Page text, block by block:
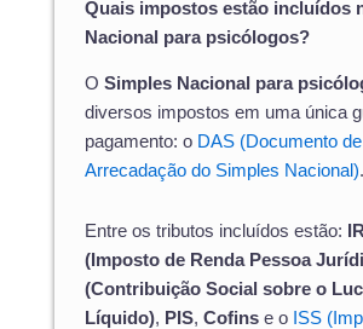
Quais impostos estão incluídos
Nacional para psicólogos?
O Simples Nacional para
diversos impostos em uma única
pagamento: o DAS (Documento de
Arrecadação do Simples Nacional).
Entre os tributos incluídos estão:
(Imposto de Renda Pessoa
(Contribuição Social sobre o
Líquido), PIS, Cofins e o ISS